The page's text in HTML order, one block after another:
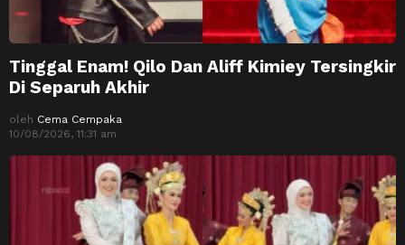
Tinggal Enam! Qilo Dan Aliff Kimiey Tersingkir
Di Separuh Akhir
oleh Cema Cempaka
10/08/2026, 11:31 am